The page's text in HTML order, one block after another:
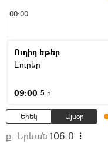
00:00
Ուղիղ եթեր
Լուրեր
09:00 5 ր
Երեկ Այսօր
ք. Երևան 106.0